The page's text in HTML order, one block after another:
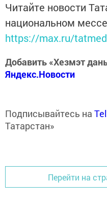
Читайте новости
национальном
https://max.ru/
Добавить «Хезмэт
Яндекс.Новости
Подписывайтесь на
Татарстан»
Перейти на